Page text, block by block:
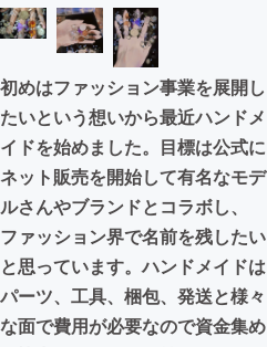
CAMPFIREふるさと納税
初めはファッション事業を展開し
たいという想いから最近ハンドメ
イドを始めました。目標は公式に
ネット販売を開始して有名なモデ
ルさんやブランドとコラボし、
ファッション界で名前を残したい
と思っています。ハンドメイドは
パーツ、工具、梱包、発送と様々
な面で費用が必要なので資金集め